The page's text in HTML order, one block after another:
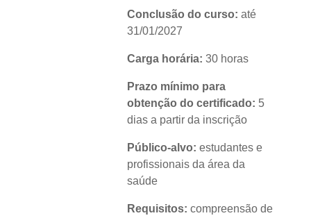
Conclusão do curso: até
31/01/2027
Carga horária: 30 horas
Prazo mínimo para
obtenção do certificado: 5
dias a partir da inscrição
Público-alvo: estudantes e
profissionais da área da
saúde
Requisitos: compreensão de